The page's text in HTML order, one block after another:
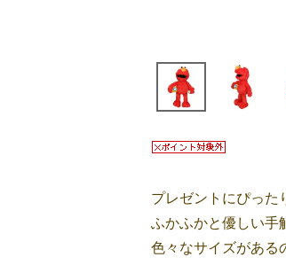
プレゼントにぴった
ふかふかと優しい手
色々なサイズがあ